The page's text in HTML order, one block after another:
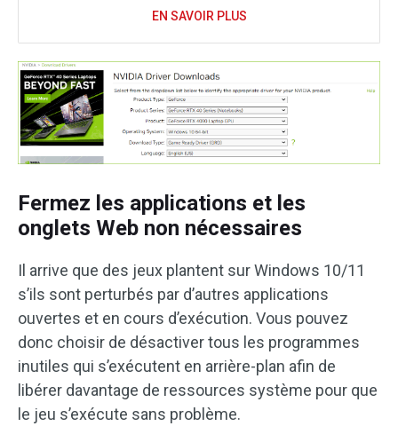
EN SAVOIR PLUS
Fermez les applications et les
onglets Web non nécessaires
Il arrive que des jeux plantent sur Windows 10/11
s’ils sont perturbés par d’autres applications
ouvertes et en cours d’exécution. Vous pouvez
donc choisir de désactiver tous les programmes
inutiles qui s’exécutent en arrière-plan afin de
libérer davantage de ressources système pour que
le jeu s’exécute sans problème.